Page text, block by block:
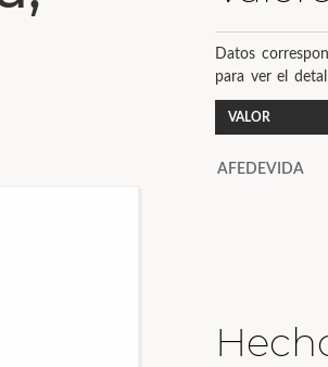
Datos
para ver el
VALOR
AFEDEVIDA